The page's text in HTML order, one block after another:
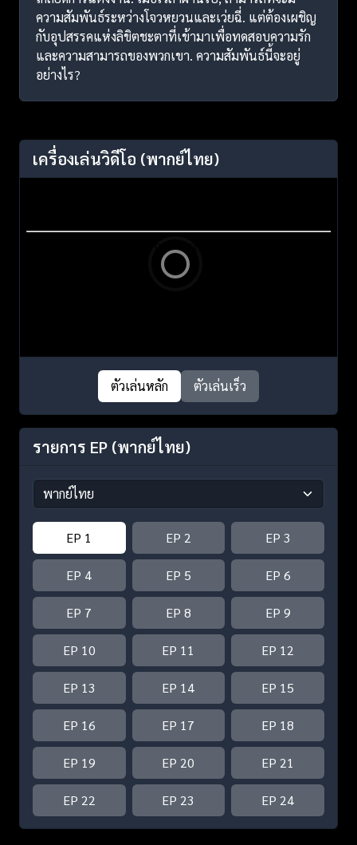
ความสัมพันธ์ระหว่างโจวหยวนและเว่ยฉี่. แต่ต้องเผชิญ
กับอุปสรรคแห่งลิขิตชะตาที่เข้ามาเพื่อทดสอบความรัก
และความสามารถของพวกเขา. ความสัมพันธ์นี้จะอยู่
อย่างไร?
เครื่องเล่นวิดีโอ (พากย์ไทย)
ตัวเล่นหลัก ตัวเล่นเร็ว
รายการ EP (พากย์ไทย)
EP 1 EP 2 EP 3
EP 4 EP 5 EP 6
EP 7 EP 8 EP 9
EP 10 EP 11 EP 12
EP 13 EP 14 EP 15
EP 16 EP 17 EP 18
EP 19 EP 20 EP 21
EP 22 EP 23 EP 24